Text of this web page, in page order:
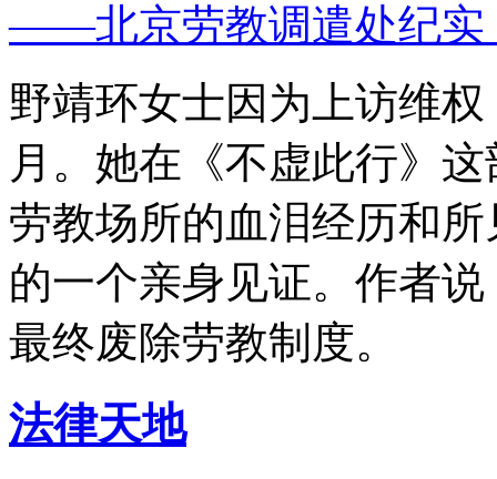
——北京劳教调遣处纪实
野靖环女士因为上访维
月。她在《不虚此行》
劳教场所的血泪经历和
的一个亲身见证。作者
最终废除劳教制度。
法律天地